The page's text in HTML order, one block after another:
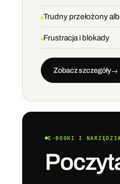
Trudny przełożony
Frustracja i blokady
Zobacz szczegóły→
E-BOOKI I NARZĘDZIA